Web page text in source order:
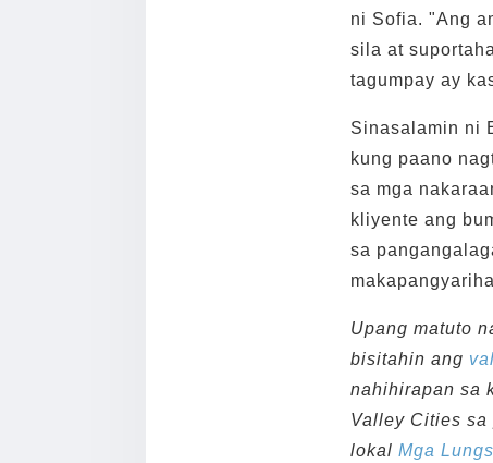
ni Sofia. "Ang
sila at
tagumpay ay
Sinasalamin ni
kung paano
sa mga
kliyente ang
sa
Upang matuto
bisitahin ang
nahihirapan sa
Valley Cities sa
lokal Mga